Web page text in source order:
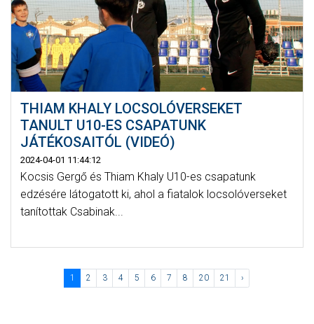
THIAM KHALY LOCSOLÓVERSEKET
TANULT U10-ES CSAPATUNK
JÁTÉKOSAITÓL (VIDEÓ)
2024-04-01 11:44:12
Kocsis Gergő és Thiam Khaly U10-es csapatunk
edzésére látogatott ki, ahol a fiatalok locsolóverseket
tanítottak Csabinak...
1 2 3 4 5 6 7 8 20 21 ›